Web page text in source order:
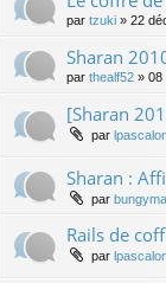
par tzuki » 22
Sharan
par thealf52 » 08
[Sharan
par
Sharan :
par
Rails de
par